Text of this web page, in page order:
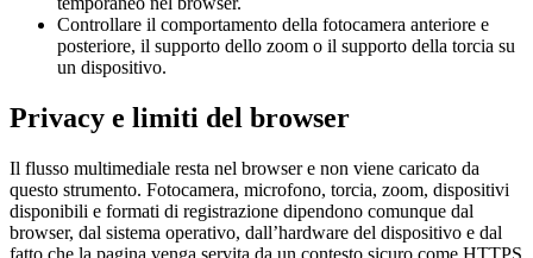
Controllare il comportamento della fotocamera anteriore e
posteriore, il supporto dello zoom o il supporto della torcia su
un dispositivo.
Privacy e limiti del browser
Il flusso multimediale resta nel browser e non viene caricato da
questo strumento. Fotocamera, microfono, torcia, zoom, dispositivi
disponibili e formati di registrazione dipendono comunque dal
browser, dal sistema operativo, dall’hardware del dispositivo e dal